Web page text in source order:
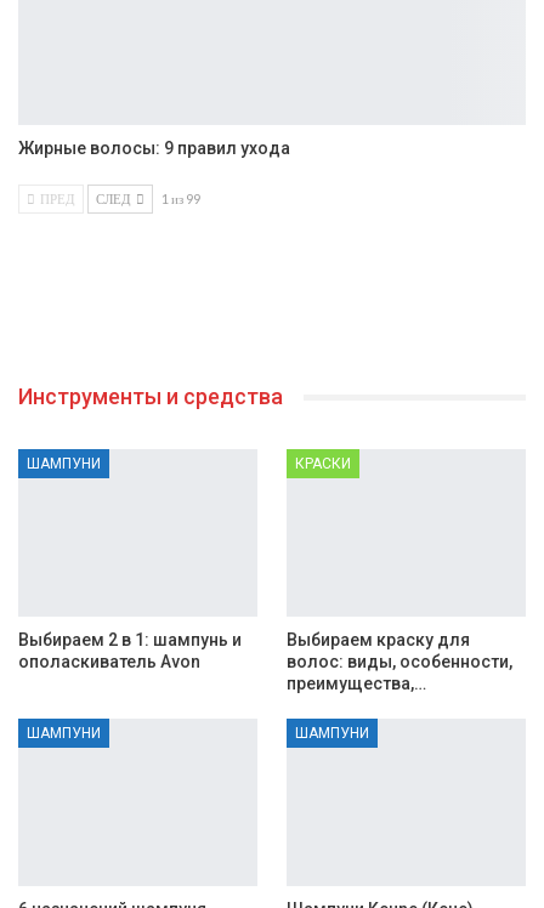
Жирные волосы: 9 правил ухода
ПРЕД СЛЕД 1 из 99
Инструменты и средства
ШАМПУНИ
Выбираем 2 в 1: шампунь и
ополаскиватель Avon
КРАСКИ
Выбираем краску для
волос: виды, особенности,
преимущества,…
ШАМПУНИ ШАМПУНИ